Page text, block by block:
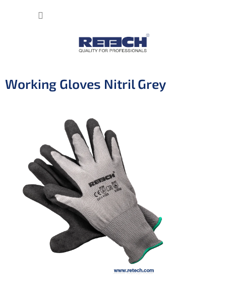
Working Gloves Nitril Grey